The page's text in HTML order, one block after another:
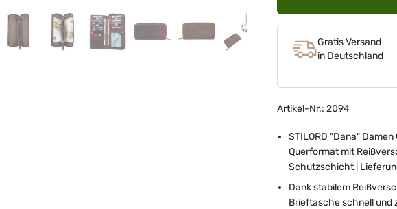
Gratis Versand
in Deutschland
Artikel-Nr.: 2094
STILORD "Dana"
Querformat mit
Schutzschicht |
Dank stabilem
Brieftasche schnell und